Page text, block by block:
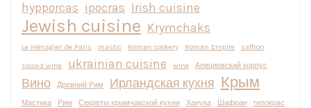
hypporcas ipocras Irish cuisine
Jewish cuisine Krymchaks
Le Ménagier de Paris mastic Roman cookery Roman Empire saffron
spiced wine ukrainian cuisine wine Апициевский корпус
Вино Древний Рим Ирландская кухня Крым
Мастика Рим Секреты крымчакской кухни Ханука Шафран гипокрас